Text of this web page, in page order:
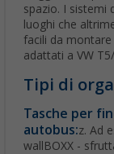
spazio. I sistemi
luoghi che
facili da
adattati a VW
Tipi di
Tasche per
autobus:z. Ad
wallBOXX -